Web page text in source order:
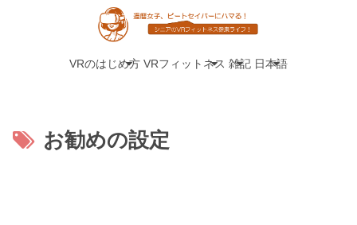
VRのはじめ方 VRフィットネス 雑記 日本語
お勧めの設定